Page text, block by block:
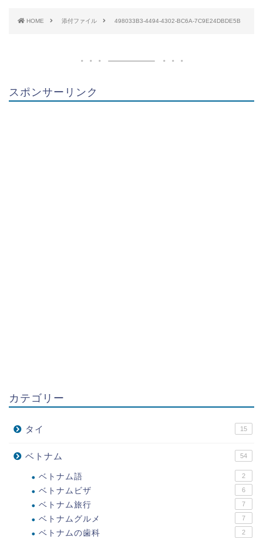
HOME 添付ファイル 498033B3-4494-4302-BC6A-7C9E24DBDE5B
スポンサーリンク
カテゴリー
タイ 15
ベトナム 54
ベトナム語 2
ベトナムビザ 6
ベトナム旅行 7
ベトナムグルメ 7
ベトナムの歯科 2